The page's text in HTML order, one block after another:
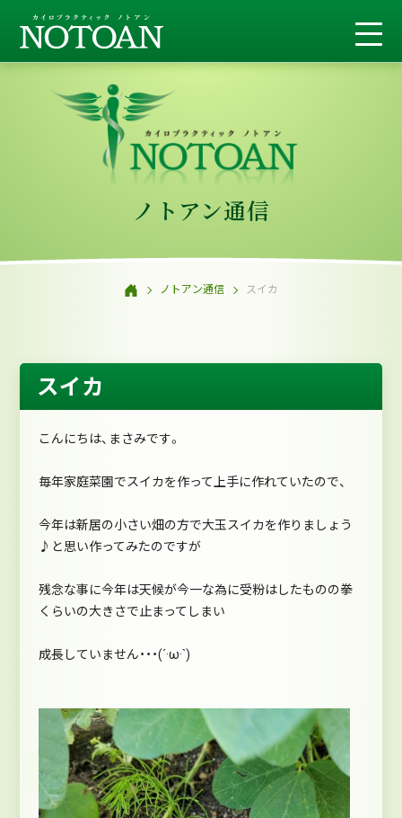
ノトアン通信
ノトアン通信 スイカ
スイカ
こんにちは、まさみです。
毎年家庭菜園でスイカを作って上手に作れていたので、
今年は新居の小さい畑の方で大玉スイカを作りましょう
♪と思い作ってみたのですが
残念な事に今年は天候が今一な為に受粉はしたものの拳
くらいの大きさで止まってしまい
成長していません・・・(´·ω·`)